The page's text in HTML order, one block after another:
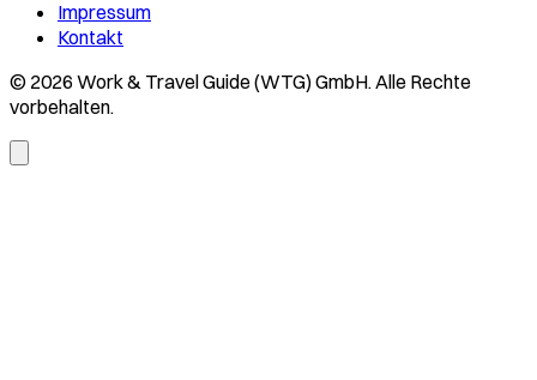
Impressum
Kontakt
© 2026 Work & Travel Guide (WTG) GmbH. Alle Rechte
vorbehalten.